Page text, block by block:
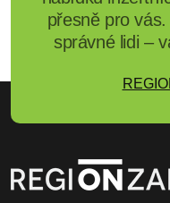
přesně pro
správné lidi –